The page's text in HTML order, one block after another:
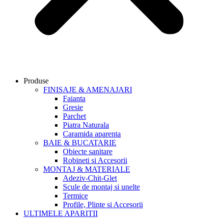
Produse
FINISAJE & AMENAJARI
Faianta
Gresie
Parchet
Piatra Naturala
Caramida aparenta
BAIE & BUCATARIE
Obiecte sanitare
Robineti si Accesorii
MONTAJ & MATERIALE
Adeziv-Chit-Glet
Scule de montaj si unelte
Termice
Profile, Plinte si Accesorii
ULTIMELE APARITII